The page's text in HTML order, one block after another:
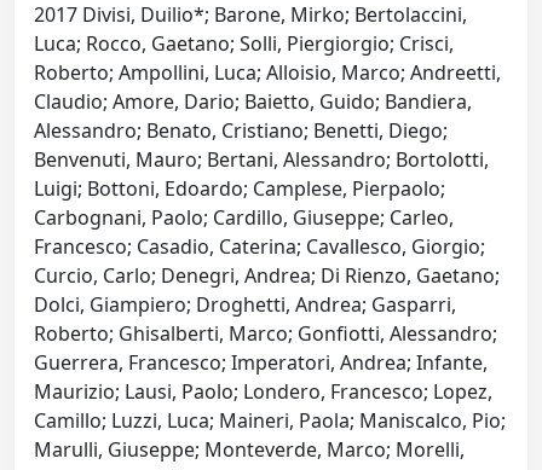
2017 Divisi, Duilio*; Barone, Mirko; Bertolaccini,
Luca; Rocco, Gaetano; Solli, Piergiorgio; Crisci,
Roberto; Ampollini, Luca; Alloisio, Marco; Andreetti,
Claudio; Amore, Dario; Baietto, Guido; Bandiera,
Alessandro; Benato, Cristiano; Benetti, Diego;
Benvenuti, Mauro; Bertani, Alessandro; Bortolotti,
Luigi; Bottoni, Edoardo; Camplese, Pierpaolo;
Carbognani, Paolo; Cardillo, Giuseppe; Carleo,
Francesco; Casadio, Caterina; Cavallesco, Giorgio;
Curcio, Carlo; Denegri, Andrea; Di Rienzo, Gaetano;
Dolci, Giampiero; Droghetti, Andrea; Gasparri,
Roberto; Ghisalberti, Marco; Gonfiotti, Alessandro;
Guerrera, Francesco; Imperatori, Andrea; Infante,
Maurizio; Lausi, Paolo; Londero, Francesco; Lopez,
Camillo; Luzzi, Luca; Maineri, Paola; Maniscalco, Pio;
Marulli, Giuseppe; Monteverde, Marco; Morelli,